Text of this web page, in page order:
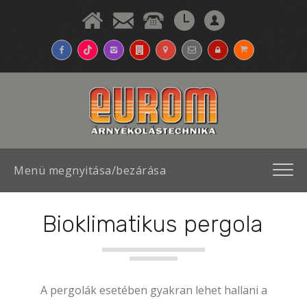
Menü megnyitása/bezárása
Bioklimatikus pergola
A pergolák esetében gyakran lehet hallani a